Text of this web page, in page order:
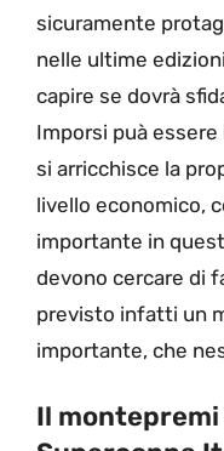
sicuramente
nelle ultime
capire se dovrà
Imporsi puà
si arricchisce la
livello economico,
importante in
devono cercare di
previsto infatti un
importante, che
Il